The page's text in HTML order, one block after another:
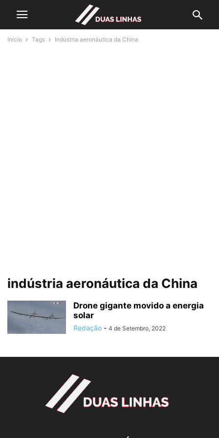
Início Tags Indústria aeronáutica da China
indústria aeronáutica da China
Drone gigante movido a energia
solar
Redação - 4 de Setembro, 2022